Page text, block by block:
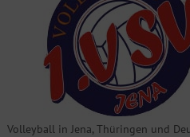
Volleyball in Jena, Thüringen und